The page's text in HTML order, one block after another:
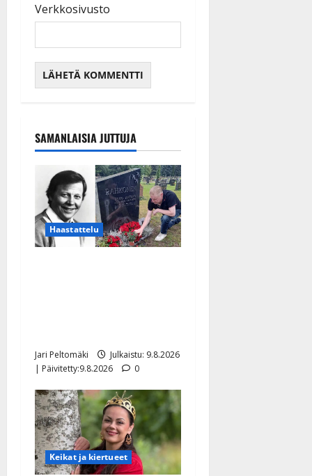
Verkkosivusto
SAMANLAISIA JUTTUJA
Haastattelu
Jari Peltomäki
Julkaistu: 9.8.2026
| Päivitetty:9.8.2026
0
Keikat ja kiertueet